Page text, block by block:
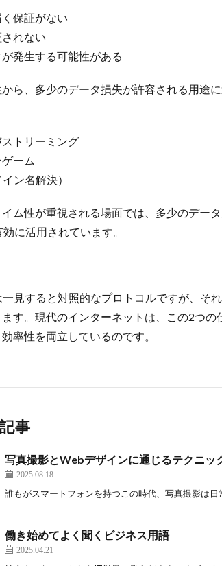
く保証がない
されない
が発生する可能性がある
ら、多少のデータ損失が許容される用途
ストリーミング
ゲーム
ン名解決）
ム性が重視される場面では、多少のデー
に活用されています。
一見すると対照的なプロトコルですが、そ
す。現代のインターネットは、この2つの
率性を両立しているのです。
事
写真撮影とWebデザインに通じるテクニッ
2025.08.18
誰もがスマートフォンを持つこの時代、写真撮影は
働き始めてよく聞くビジネス用語
2025.04.21